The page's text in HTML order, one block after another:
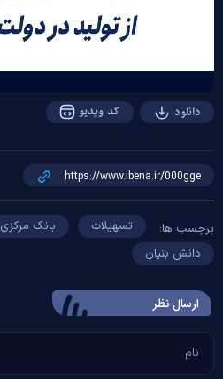
دانلود کد ویدیو
برچسب ها: تسهیلات بانک مرکزی
دانش بنیان
ارسال‌ نظر